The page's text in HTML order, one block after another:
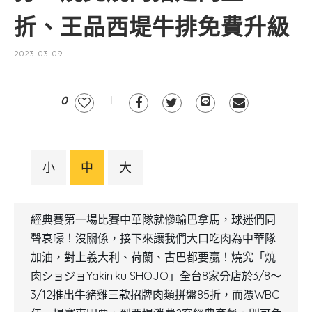
折、王品西堤牛排免費升級
2023-03-09
0
小 中 大
經典賽第一場比賽中華隊就慘輸巴拿馬，球迷們同
聲哀嚎！沒關係，接下來讓我們大口吃肉為中華隊
加油，對上義大利、荷蘭、古巴都要贏！燒究「焼
肉ショジョYakiniku SHOJO」全台8家分店於3/8～
3/12推出牛豬雞三款招牌肉類拼盤85折，而憑WBC